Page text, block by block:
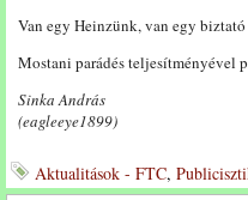
Van egy Heinzünk, van egy
Mostani parádés teljesítményével
Sinka András
(eagleeye1899)
Aktualitások - FTC,